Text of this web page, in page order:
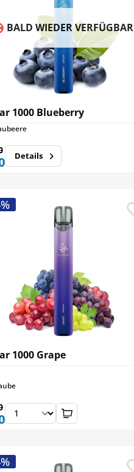
BALD WIEDER VERFÜGBAR
1000 Blueberry
Details
1000 Grape